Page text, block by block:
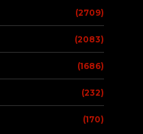
(2709)
(2083)
(1686)
(232)
(170)